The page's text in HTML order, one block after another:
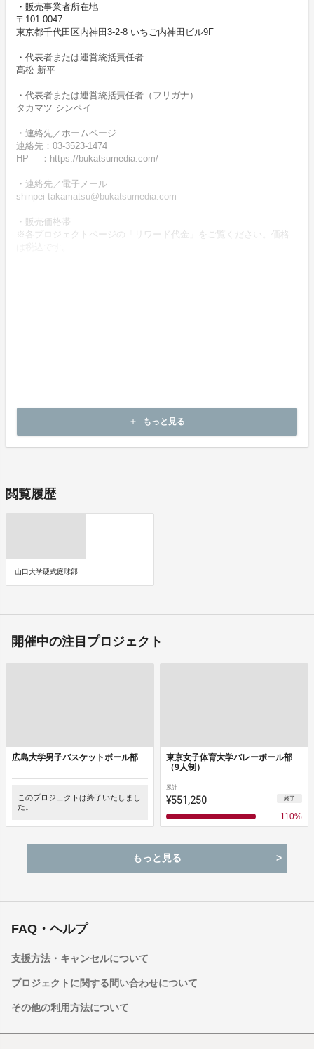
・販売事業者所在地
〒101-0047
東京都千代田区内神田3-2-8 いちご内神田ビル9F
・代表者または運営統括責任者
髙松 新平
・代表者または運営統括責任者（フリガナ）
タカマツ シンペイ
・連絡先／ホームページ
連絡先：03-3523-1474
HP ：https://bukatsumedia.com/
・連絡先／電子メール
shinpei-takamatsu@bukatsumedia.com
・販売価格帯
※各プロジェクトページの「リワード代金」をご覧ください。価格
本プロジェクトは実行確約型です。
add もっと見る
閲覧履歴
山口大学硬式庭球部
開催中の注目プロジェクト
広島大学男子バスケットボール部
このプロジェクトは終了いたしまし
た。
東京女子体育大学バレーボール部
（9人制）
累計
¥551,250 終了
110%
もっと見る
FAQ・ヘルプ
支援方法・キャンセルについて
プロジェクトに関する問い合わせについて
その他の利用方法について